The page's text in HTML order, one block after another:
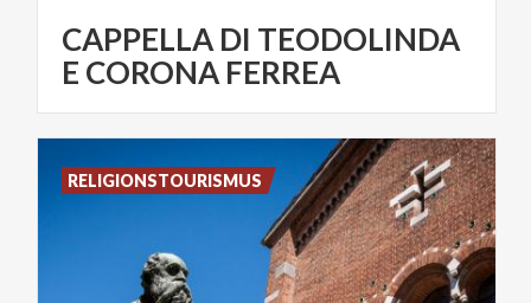
CAPPELLA DI TEODOLINDA
E CORONA FERREA
RELIGIONSTOURISMUS